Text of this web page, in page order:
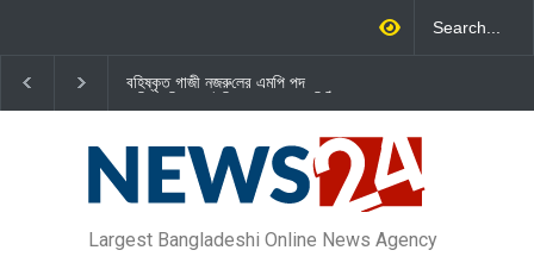
বহিষ্কৃত গাজী নজরু‌লের এম‌পি পদ
বা‌তি‌লে স্পিকার-ইসিকে জামায়া‌তের চি‌ঠি
জামায়াত এমপি গাজী নজরুল ইসলামকে
দল থেকে বহিষ্কার
Largest Bangladeshi Online News Agency